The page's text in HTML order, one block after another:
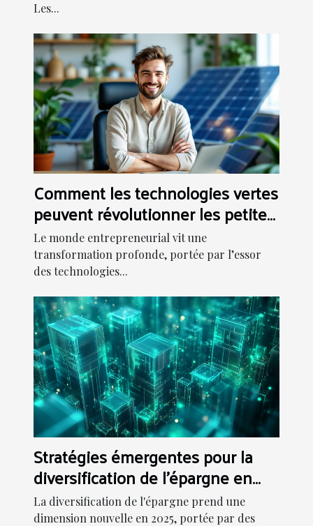
Les...
Comment les technologies vertes
peuvent révolutionner les petites
entreprises ?
Le monde entrepreneurial vit une
transformation profonde, portée par l’essor
des technologies...
Stratégies émergentes pour la
diversification de l'épargne en
2025
La diversification de l'épargne prend une
dimension nouvelle en 2025, portée par des